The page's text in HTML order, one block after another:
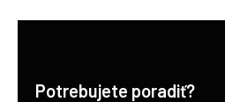
Potrebujete poradiť?